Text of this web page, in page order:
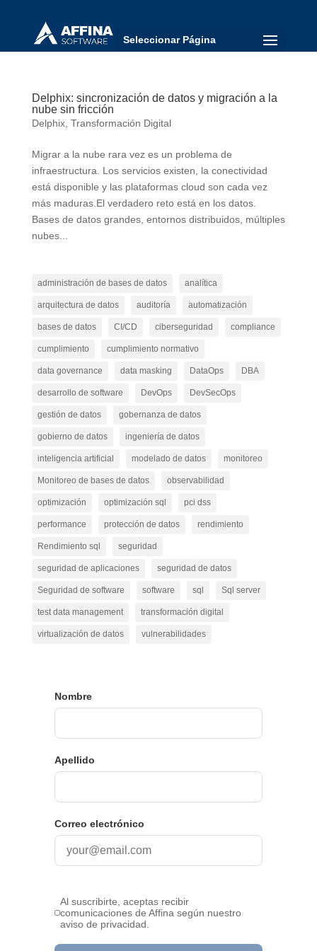
Seleccionar Página
Delphix: sincronización de datos y migración a la
nube sin fricción
Delphix, Transformación Digital
Migrar a la nube rara vez es un problema de
infraestructura. Los servicios existen, la conectividad
está disponible y las plataformas cloud son cada vez
más maduras.El verdadero reto está en los datos.
Bases de datos grandes, entornos distribuidos, múltiples
nubes...
administración de bases de datos analítica
arquitectura de datos auditoría automatización
bases de datos CI/CD ciberseguridad compliance
cumplimiento cumplimiento normativo
data governance data masking DataOps DBA
desarrollo de software DevOps DevSecOps
gestión de datos gobernanza de datos
gobierno de datos ingeniería de datos
inteligencia artificial modelado de datos monitoreo
Monitoreo de bases de datos observabilidad
optimización optimización sql pci dss
performance protección de datos rendimiento
Rendimiento sql seguridad
seguridad de aplicaciones seguridad de datos
Seguridad de software software sql Sql server
test data management transformación digital
virtualización de datos vulnerabilidades